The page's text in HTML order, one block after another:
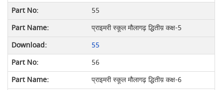
55
प्राइमरी स्कूल मौलागढ़ द्धितीय़ कक्ष-5
55
56
प्राइमरी स्कूल मौलागढ़ द्धितीय़ कक्ष-6